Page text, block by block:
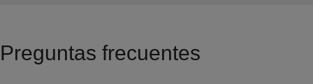
Preguntas frecuentes